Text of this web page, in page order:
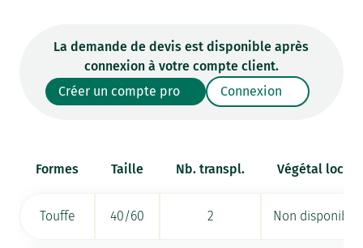
La demande de devis est disponible après
connexion à votre compte client.
Créer un compte pro
Connexion
Formes Taille Nb. transpl. Végétal local
Touffe 40/60 2 Non disponible